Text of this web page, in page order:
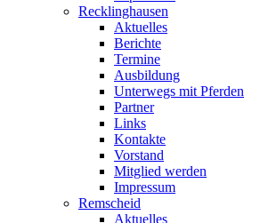
Recklinghausen
Aktuelles
Berichte
Termine
Ausbildung
Unterwegs mit Pferden
Partner
Links
Kontakte
Vorstand
Mitglied werden
Impressum
Remscheid
Aktuelles